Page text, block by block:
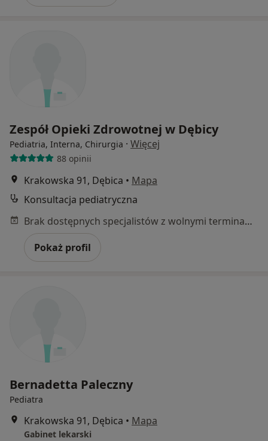
Zespół Opieki Zdrowotnej w Dębicy
Pediatria, Interna, Chirurgia · Więcej
88 opinii
Krakowska 91, Dębica • Mapa
Konsultacja pediatryczna
Brak dostępnych specjalistów z wolnymi terminami w tym centrum medycznym.
Pokaż profil
Bernadetta Paleczny
Pediatra
Krakowska 91, Dębica • Mapa
Gabinet lekarski